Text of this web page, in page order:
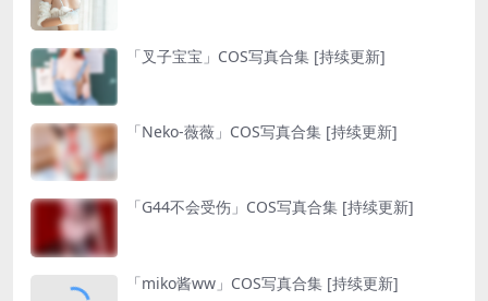
「叉子宝宝」COS写真合集 [持续更新]
「Neko-薇薇」COS写真合集 [持续更新]
「G44不会受伤」COS写真合集 [持续更新]
「miko酱ww」COS写真合集 [持续更新]